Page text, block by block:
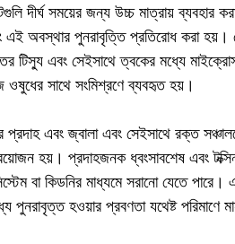
দীর্ঘ সময়ের জন্য উচ্চ মাত্রায় ব্যবহার
এই অবস্থার পুনরাবৃত্তি প্রতিরোধ করা
টিস্যু এবং সেইসাথে ত্বকের মধ্যে
ওষুধের সাথে সংমিশ্রণে ব্যবহৃত হয়।
এবং জ্বালা এবং সেইসাথে রক্ত
হয়। প্রদাহজনক ধ্বংসাবশেষ এবং
বা কিডনির মাধ্যমে সরানো যেতে পারে।
পুনরাবৃত্ত হওয়ার প্রবণতা যথেষ্ট